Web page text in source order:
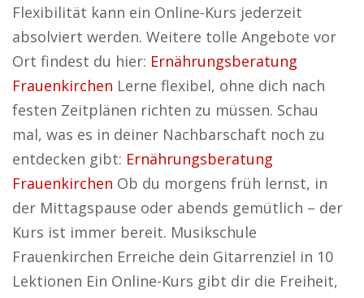
Flexibilität kann ein Online-Kurs jederzeit
absolviert werden. Weitere tolle Angebote vor
Ort findest du hier: Ernährungsberatung
Frauenkirchen Lerne flexibel, ohne dich nach
festen Zeitplänen richten zu müssen. Schau
mal, was es in deiner Nachbarschaft noch zu
entdecken gibt: Ernährungsberatung
Frauenkirchen Ob du morgens früh lernst, in
der Mittagspause oder abends gemütlich – der
Kurs ist immer bereit. Musikschule
Frauenkirchen Erreiche dein Gitarrenziel in 10
Lektionen Ein Online-Kurs gibt dir die Freiheit,